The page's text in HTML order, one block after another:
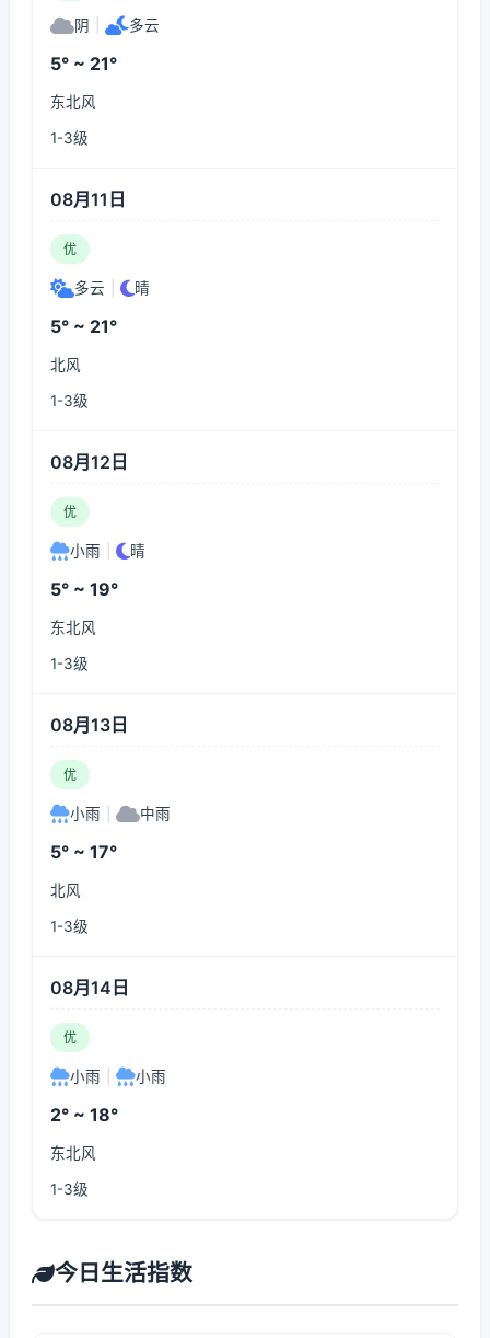
阴 多云
5° ~ 21°
东北风
1-3级
08月11日
优
多云 晴
5° ~ 21°
北风
1-3级
08月12日
优
小雨 晴
5° ~ 19°
东北风
1-3级
08月13日
优
小雨 中雨
5° ~ 17°
北风
1-3级
08月14日
优
小雨 小雨
2° ~ 18°
东北风
1-3级
今日生活指数